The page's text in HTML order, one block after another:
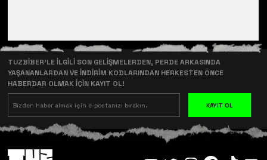
TUZBİBER’LE İLGİLİ SON GELİŞMELERDEN, PERDE ARKASINDA
YAŞANANLARDAN VE İNDİRİM KODLARINDAN HERKESTEN ÖNCE
HABERDAR OLMAK İÇİN KAYIT OL!
KAYIT OL